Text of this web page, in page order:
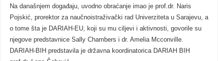
Na današnjem događaju, uvodno obraćanje imao je prof.dr. Naris
Pojskić, prorektor za naučnoistraživački rad Univerziteta u Sarajevu, a
o tome šta je DARIAH-EU, koji su mu ciljevi i aktivnosti, govorile su
njegove predstavnice Sally Chambers i dr. Amelia Mcconville.
DARIAH-BIH predstavila je državna koordinatorica DARIAH BIH